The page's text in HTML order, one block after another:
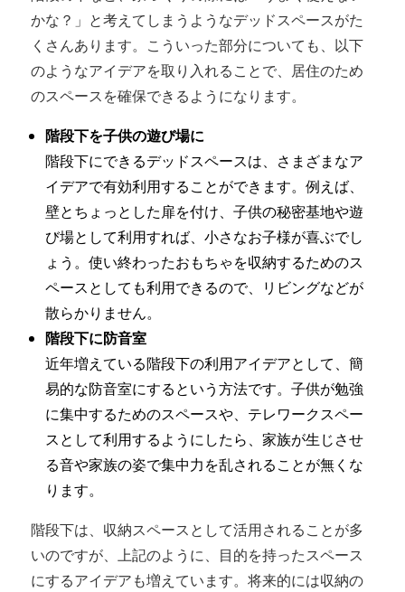
かな？」と考えてしまうようなデッドスペースがた
くさんあります。こういった部分についても、以下
のようなアイデアを取り入れることで、居住のため
のスペースを確保できるようになります。
階段下を子供の遊び場に
階段下にできるデッドスペースは、さまざまなア
イデアで有効利用することができます。例えば、
壁とちょっとした扉を付け、子供の秘密基地や遊
び場として利用すれば、小さなお子様が喜ぶでし
ょう。使い終わったおもちゃを収納するためのス
ペースとしても利用できるので、リビングなどが
散らかりません。
階段下に防音室
近年増えている階段下の利用アイデアとして、簡
易的な防音室にするという方法です。子供が勉強
に集中するためのスペースや、テレワークスペー
スとして利用するようにしたら、家族が生じさせ
る音や家族の姿で集中力を乱されることが無くな
ります。
階段下は、収納スペースとして活用されることが多
いのですが、上記のように、目的を持ったスペース
にするアイデアも増えています。将来的には収納の